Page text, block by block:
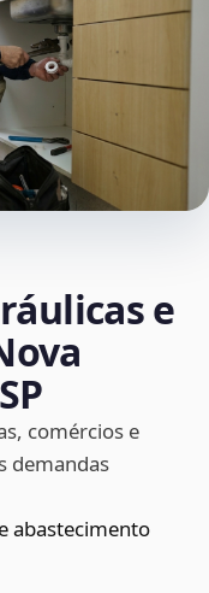
e
comércios e
demandas
abastecimento